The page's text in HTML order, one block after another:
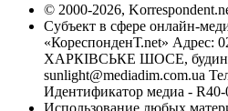
© 2000-2026,
Субъект в сфере онлайн-
«КореспонденТ.net» Адрес:
ХАРКІВСЬКЕ ШОСЕ,
sunlight@mediadim.com.ua
Идентификатор медиа - R40-
Использование любых